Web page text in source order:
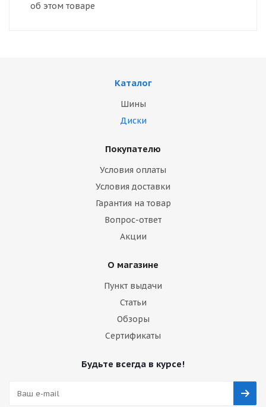
об этом товаре
Каталог
Шины
Диски
Покупателю
Условия оплаты
Условия доставки
Гарантия на товар
Вопрос-ответ
Акции
О магазине
Пункт выдачи
Статьи
Обзоры
Сертификаты
Будьте всегда в курсе!